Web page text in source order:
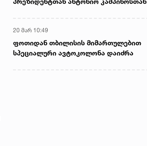
20 მარ 10:49
ფოთიდან თბილისის მიმართულებით
სპეციალური ავტოკოლონა დაიძრა